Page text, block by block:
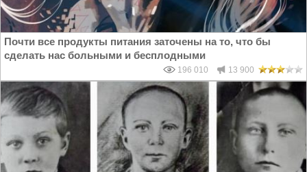
Почти все продукты питания заточены на то, что бы
сделать нас больными и бесплодными
196 010 13 900